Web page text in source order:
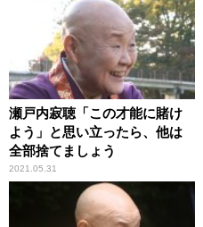
瀬戸内寂聴「この才能に賭け
よう」と思い立ったら、他は
全部捨てましょう
2021.05.31